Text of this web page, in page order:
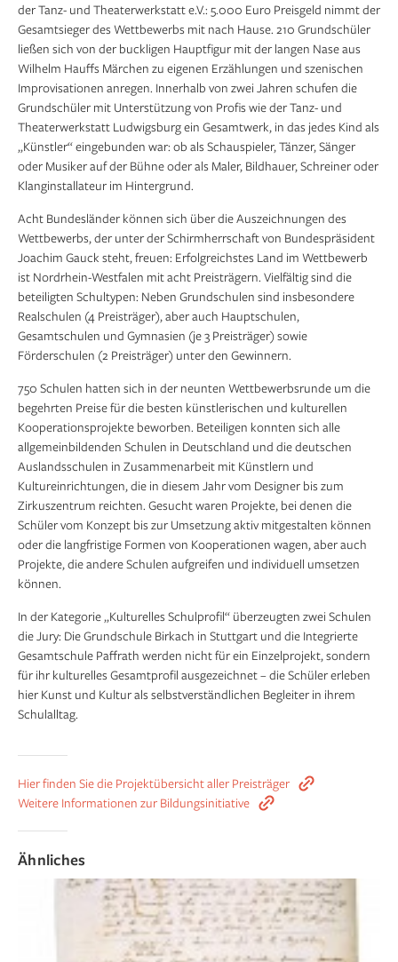
der Tanz- und Theaterwerkstatt e.V.: 5.000 Euro Preisgeld nimmt der
Gesamtsieger des Wettbewerbs mit nach Hause. 210 Grundschüler
ließen sich von der buckligen Hauptfigur mit der langen Nase aus
Wilhelm Hauffs Märchen zu eigenen Erzählungen und szenischen
Improvisationen anregen. Innerhalb von zwei Jahren schufen die
Grundschüler mit Unterstützung von Profis wie der Tanz- und
Theaterwerkstatt Ludwigsburg ein Gesamtwerk, in das jedes Kind als
„Künstler“ eingebunden war: ob als Schauspieler, Tänzer, Sänger
oder Musiker auf der Bühne oder als Maler, Bildhauer, Schreiner oder
Klanginstallateur im Hintergrund.
Acht Bundesländer können sich über die Auszeichnungen des
Wettbewerbs, der unter der Schirmherrschaft von Bundespräsident
Joachim Gauck steht, freuen: Erfolgreichstes Land im Wettbewerb
ist Nordrhein-Westfalen mit acht Preisträgern. Vielfältig sind die
beteiligten Schultypen: Neben Grundschulen sind insbesondere
Realschulen (4 Preisträger), aber auch Hauptschulen,
Gesamtschulen und Gymnasien (je 3 Preisträger) sowie
Förderschulen (2 Preisträger) unter den Gewinnern.
750 Schulen hatten sich in der neunten Wettbewerbsrunde um die
begehrten Preise für die besten künstlerischen und kulturellen
Kooperationsprojekte beworben. Beteiligen konnten sich alle
allgemeinbildenden Schulen in Deutschland und die deutschen
Auslandsschulen in Zusammenarbeit mit Künstlern und
Kultureinrichtungen, die in diesem Jahr vom Designer bis zum
Zirkuszentrum reichten. Gesucht waren Projekte, bei denen die
Schüler vom Konzept bis zur Umsetzung aktiv mitgestalten können
oder die langfristige Formen von Kooperationen wagen, aber auch
Projekte, die andere Schulen aufgreifen und individuell umsetzen
können.
In der Kategorie „Kulturelles Schulprofil“ überzeugten zwei Schulen
die Jury: Die Grundschule Birkach in Stuttgart und die Integrierte
Gesamtschule Paffrath werden nicht für ein Einzelprojekt, sondern
für ihr kulturelles Gesamtprofil ausgezeichnet – die Schüler erleben
hier Kunst und Kultur als selbstverständlichen Begleiter in ihrem
Schulalltag.
Hier finden Sie die Projektübersicht aller Preisträger
Weitere Informationen zur Bildungsinitiative
Ähnliches